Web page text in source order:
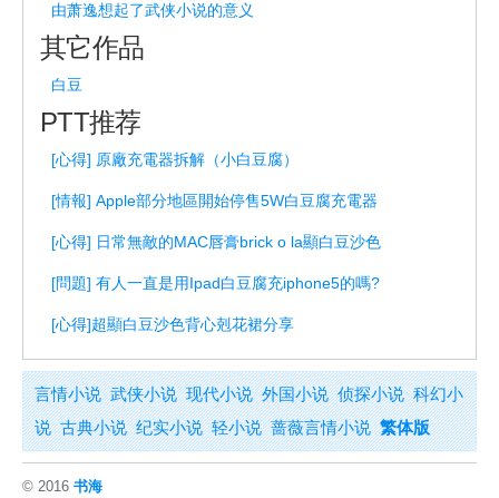
由萧逸想起了武侠小说的意义
其它作品
白豆
PTT推荐
[心得] 原廠充電器拆解（小白豆腐）
[情報] Apple部分地區開始停售5W白豆腐充電器
[心得] 日常無敵的MAC唇膏brick o la顯白豆沙色
[問題] 有人一直是用Ipad白豆腐充iphone5的嗎?
[心得]超顯白豆沙色背心剋花裙分享
言情小说 武侠小说 现代小说 外国小说 侦探小说 科幻小
说 古典小说 纪实小说 轻小说 蔷薇言情小说 繁体版
© 2016 书海